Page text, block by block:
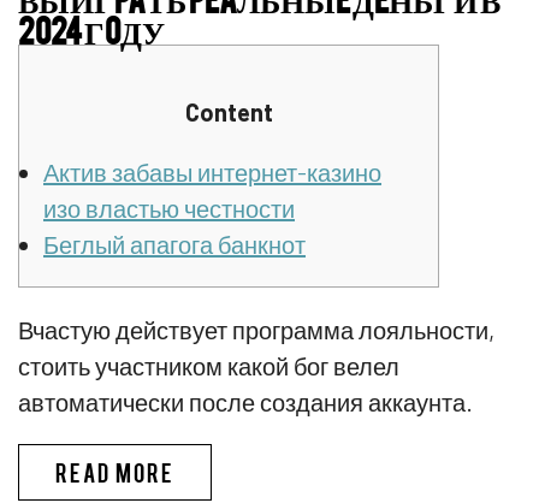
2024 ГOДУ
Content
Актив забавы интернет-казино
изо властью честности
Беглый апагога банкнот
Вчастую действует программа лояльности,
стоить участником какой бог велел
автоматически после создания аккаунта.
READ MORE